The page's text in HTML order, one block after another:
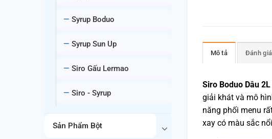
Syrup Boduo
Syrup Sun Up
Siro Gấu Lermao
Siro - Syrup
Sản Phẩm Bột
Mô tả Đánh
Siro Boduo Dâu 2L
giải khát và mô
năng phối menu
xay có màu sắc